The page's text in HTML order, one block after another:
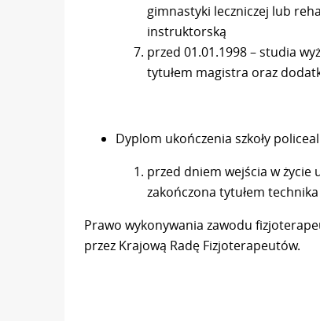
gimnastyki leczniczej lub
instruktorską
przed 01.01.1998 – studia
tytułem magistra oraz
Dyplom ukończenia szkoły
przed dniem wejścia w życie
zakończona tytułem
Prawo wykonywania zawodu
przez Krajową Radę Fizjoterapeutów.